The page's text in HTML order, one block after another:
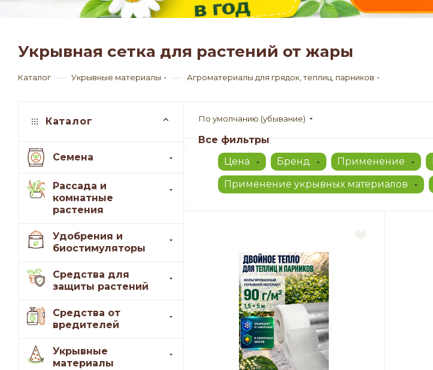
Укрывная сетка для растений от жары
Каталог — Укрывные материалы — Агроматериалы для грядок, теплиц, парников
По умолчанию (убывание)
Все фильтры
Цена
Бренд Применение
Применение укрывных материалов
Каталог
Семена
Рассада и
комнатные
растения
Удобрения и
биостимуляторы
Средства для
защиты растений
Средства от
вредителей
Укрывные
материалы